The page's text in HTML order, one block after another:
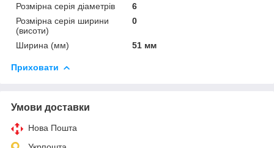
Розмірна серія діаметрів
6
Розмірна серія ширини
(висоти)
0
Ширина (мм) 51 мм
Приховати
Умови доставки
Нова Пошта